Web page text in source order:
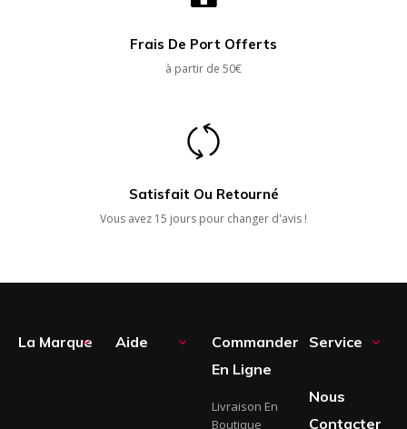
Frais De Port Offerts
à partir de 50€
Satisfait Ou Retourné
Vous avez 15 jours pour changer d'avis !
La Marque
 Aide 
Commander
En Ligne
Livraison En
Boutique
Service 
Nous
Contacter